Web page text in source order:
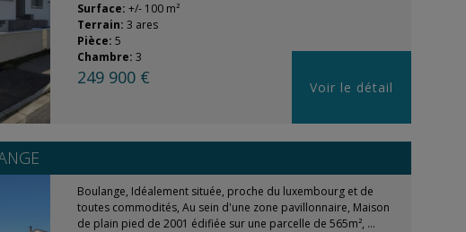
Surface: +/- 100 m²
Terrain: 3 ares
Pièce: 5
Chambre: 3
249 900 € Voir le détail
Boulange, Idéalement située, proche du luxembourg et de
toutes commodités, Au sein d'une zone pavillonnaire, Maison
de plain pied de 2001 édifiée sur une parcelle de 565m², ...